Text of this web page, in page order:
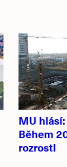
MU
Během
rozrostl